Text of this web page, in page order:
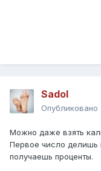
Sadol
Опубликовано
Можно даже взять
Первое число делишь
получаешь проценты.